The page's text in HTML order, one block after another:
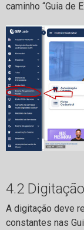
caminho “Guia de
4.2
A digitação deve
constantes nas